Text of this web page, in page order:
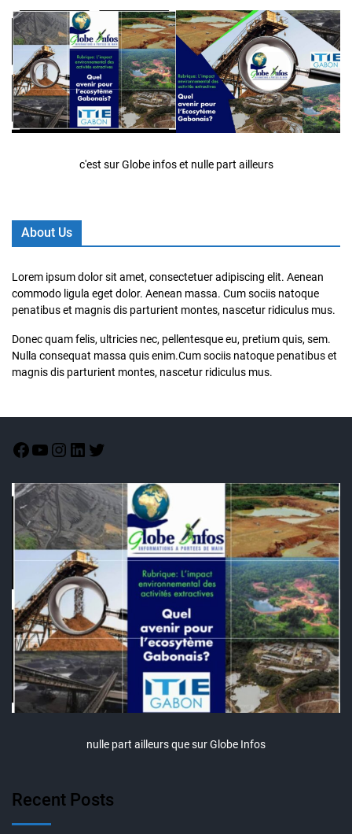
c'est sur Globe infos et nulle part ailleurs
About Us
Lorem ipsum dolor sit amet, consectetuer adipiscing elit. Aenean
commodo ligula eget dolor. Aenean massa. Cum sociis natoque
penatibus et magnis dis parturient montes, nascetur ridiculus mus.
Donec quam felis, ultricies nec, pellentesque eu, pretium quis, sem.
Nulla consequat massa quis enim.Cum sociis natoque penatibus et
magnis dis parturient montes, nascetur ridiculus mus.
nulle part ailleurs que sur Globe Infos
Recent Posts